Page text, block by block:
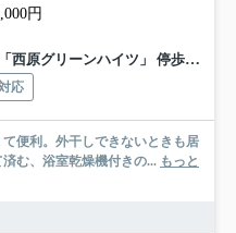
円
原グリーンハイツ」 停歩5分
応
便利。外干しできないときも居
む、浴室乾燥機付きの... もっと